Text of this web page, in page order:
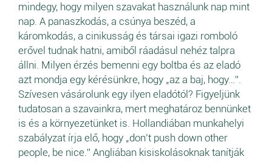
mindegy, hogy milyen szavakat használunk nap mint
nap. A panaszkodás, a csúnya beszéd, a
káromkodás, a cinikusság és társai igazi romboló
erővel tudnak hatni, amiből ráadásul nehéz talpra
állni. Milyen érzés bemenni egy boltba és az eladó
azt mondja egy kérésünkre, hogy „az a baj, hogy…”.
Szívesen vásárolunk egy ilyen eladótól? Figyeljünk
tudatosan a szavainkra, mert meghatároz bennünket
is és a környezetünket is. Hollandiában munkahelyi
szabályzat írja elő, hogy „don’t push down other
people, be nice.” Angliában kisiskolásoknak tanítják